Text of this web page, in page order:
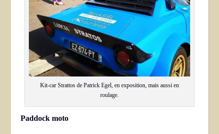
Kit-car Strattos de Patrick Egel, en exposition, mais aussi en
roulage.
Paddock moto